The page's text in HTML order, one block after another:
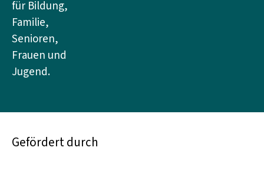
für Bildung,
Familie,
Senioren,
Frauen und
Jugend.
Gefördert durch